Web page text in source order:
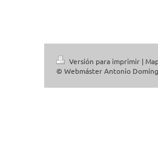
Versión para imprimir |
© Webmáster Antonio